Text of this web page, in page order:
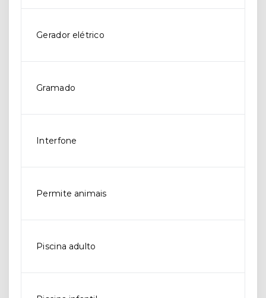
Gerador elétrico
Gramado
Interfone
Permite animais
Piscina adulto